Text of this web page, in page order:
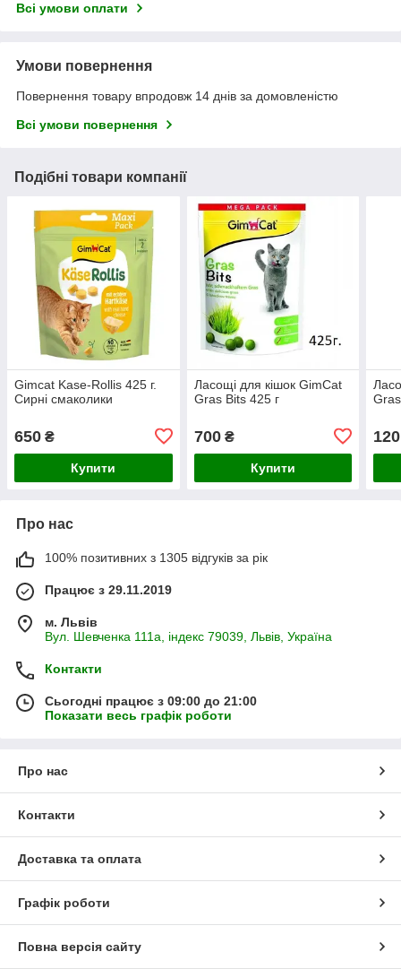
Всі умови оплати
Умови повернення
Повернення товару впродовж 14 днів за домовленістю
Всі умови повернення
Подібні товари компанії
Gimcat Kase-Rollis 425 г.
Сирні смаколики
650 ₴
Купити
Ласощі для кішок GimCat
Gras Bits 425 г
700₴
Купити
120
Про нас
100% позитивних з 1305 відгуків за рік
Працює з 29.11.2019
м. Львів
Вул. Шевченка 111а, індекс 79039, Львів, Україна
Контакти
Сьогодні працює з 09:00 до 21:00
Показати весь графік роботи
Про нас
Контакти
Доставка та оплата
Графік роботи
Повна версія сайту